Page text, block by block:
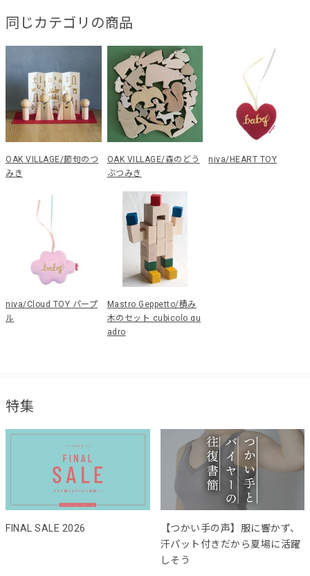
同じカテゴリの商品
OAK VILLAGE/節句のつ
みき
OAK VILLAGE/森のどう
ぶつみき
niva/HEART TOY
niva/Cloud TOY パープ
ル
Mastro Geppetto/積み
木のセット cubicolo qu
adro
特集
FINAL SALE 2026
【つかい手の声】服に響かず、
汗パット付きだから夏場に活躍
しそう